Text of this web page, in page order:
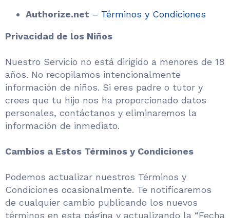
Authorize.net – Términos y Condiciones
Privacidad de los Niños
Nuestro Servicio no está dirigido a menores de 18
años. No recopilamos intencionalmente
información de niños. Si eres padre o tutor y
crees que tu hijo nos ha proporcionado datos
personales, contáctanos y eliminaremos la
información de inmediato.
Cambios a Estos Términos y Condiciones
Podemos actualizar nuestros Términos y
Condiciones ocasionalmente. Te notificaremos
de cualquier cambio publicando los nuevos
términos en esta página y actualizando la “Fecha